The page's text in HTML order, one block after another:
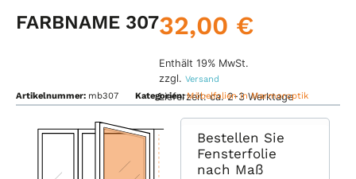
FARBNAME 30732,00 €
Enthält 19% MwSt.
zzgl. Versand
Lieferzeit: ca. 2-3 Werktage
Artikelnummer: mb307 Kategorien:Möbelfolien in Marmoroptik
Bestellen Sie
Fensterfolie
nach Maß